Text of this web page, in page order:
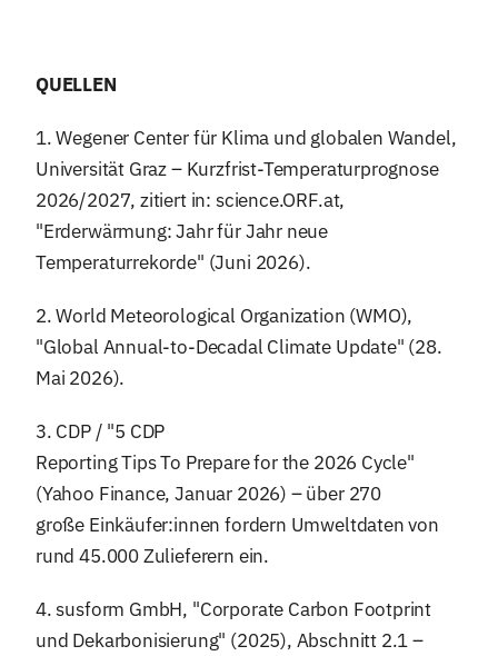
QUELLEN
1. Wegener Center für Klima und globalen Wandel,
Universität Graz – Kurzfrist-Temperaturprognose
2026/2027, zitiert in: science.ORF.at,
"Erderwärmung: Jahr für Jahr neue
Temperaturrekorde" (Juni 2026).
2. World Meteorological Organization (WMO),
"Global Annual-to-Decadal Climate Update" (28.
Mai 2026).
3. CDP / "5 CDP
Reporting Tips To Prepare for the 2026 Cycle"
(Yahoo Finance, Januar 2026) – über 270
große Einkäufer:innen fordern Umweltdaten von
rund 45.000 Zulieferern ein.
4. susform GmbH, "Corporate Carbon Footprint
und Dekarbonisierung" (2025), Abschnitt 2.1 –